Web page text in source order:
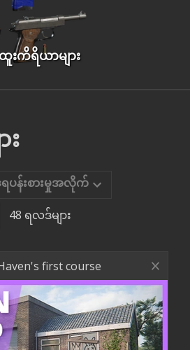
းကိရိယာများ
း
ေပန်းစားမှုအလိုက်
48 ရလဒ်များ
first course